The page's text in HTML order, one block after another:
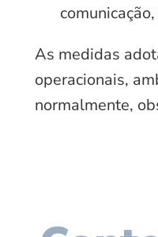
As medidas
operacionais,
normalmente,